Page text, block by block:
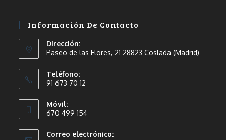
Información De Contacto
Dirección:
Paseo de las Flores, 21 28823 Coslada (Madrid)
Teléfono:
91 673 70 12
Móvil:
670 499 154
Correo electrónico: